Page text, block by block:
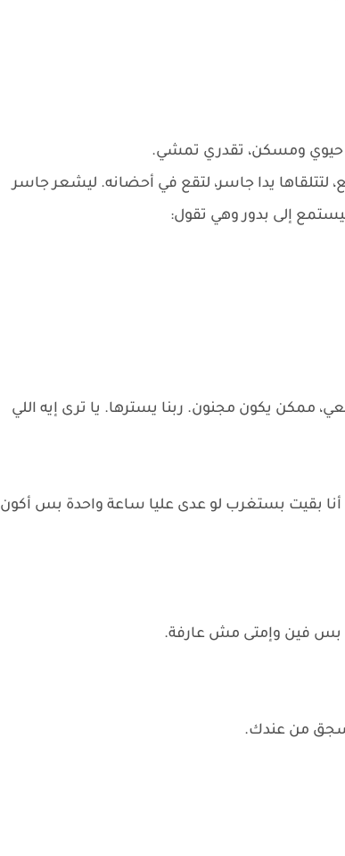
حيوي ومسكن، تقدري تمشي.
لتتلقاها يدا جاسر، لتقع في أحضانه. ليشعر جاسر
إلى بدور وهي تقول:
ممكن يكون مجنون. ربنا يسترها. يا ترى إيه اللي
أنا بقيت بستغرب لو عدى عليا ساعة واحدة بس أكون
بس فين وإمتى مش عارفة.
من عندك.